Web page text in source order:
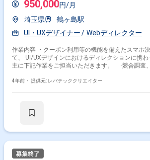
950,000円/月
埼玉県
鶴ヶ島駅
UI・UXデザイナー
Webディレクター
作業内容 ・クーポン利用等の機能を備えたスマホ
て、 UI/UXデザインにおけるディレクションに携わ
主に下記作業をご担当いただきます。 -競合調査
4年前・ 提供元: レバテッククリエイター
掛け合わせ条件で絞り込む
その他の条件で検索する